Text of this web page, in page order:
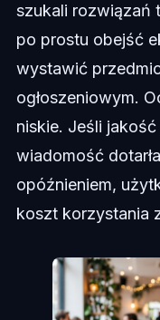
szukali rozwiązań
po prostu obejść
wystawić
ogłoszeniowym.
niskie. Jeśli jakość
wiadomość
opóźnieniem,
koszt korzystania